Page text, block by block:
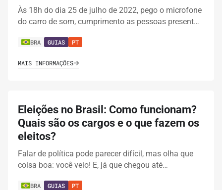
Às 18h do dia 25 de julho de 2022, pego o microfone
do carro de som, cumprimento as pessoas present…
BRA GUIAS PT
MAIS INFORMAÇÕES
Eleições no Brasil: Como funcionam?
Quais são os cargos e o que fazem os
eleitos?
Falar de política pode parecer difícil, mas olha que
coisa boa: você veio! E, já que chegou até…
BRA GUIAS PT